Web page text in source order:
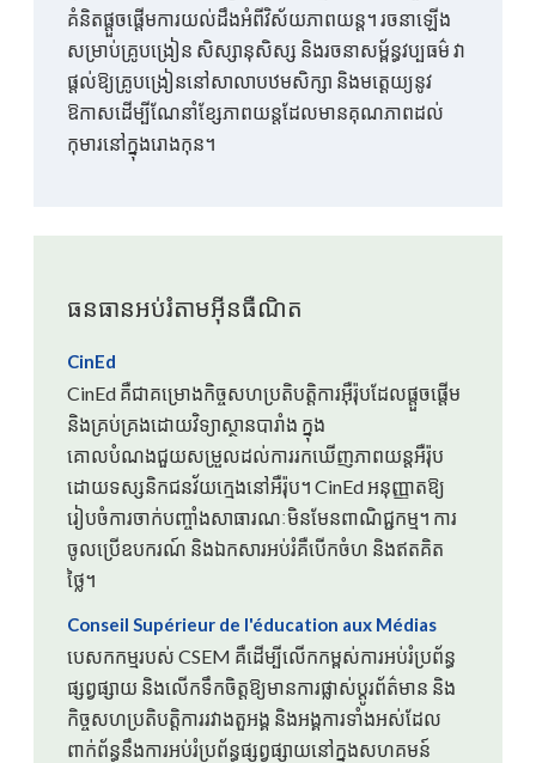
គំនិតផ្តួចផ្តើមការយល់ដឹងអំពីវិស័យភាពយន្ត។ រចនាឡើង
សម្រាប់គ្រូបង្រៀន សិស្សានុសិស្ស និងរចនាសម្ព័ន្ធវប្បធម៌ វា
ផ្តល់ឱ្យគ្រូបង្រៀននៅសាលាបឋមសិក្សា និងមត្តេយ្យនូវ
ឱកាសដើម្បីណែនាំខ្សែភាពយន្តដែលមានគុណភាពដល់
កុមារនៅក្នុងរោងកុន។
ធនធានអប់រំតាមអ៊ីនធឺណិត
CinEd
CinEd គឺជាគម្រោងកិច្ចសហប្រតិបត្តិការអ៊ឺរ៉ុបដែលផ្តួចផ្តើម
និងគ្រប់គ្រងដោយវិទ្យាស្ថានបារាំង ក្នុង
គោលបំណងជួយសម្រួលដល់ការរកឃើញភាពយន្តអឺរ៉ុប
ដោយទស្សនិកជនវ័យក្មេងនៅអឺរ៉ុប។ CinEd អនុញ្ញាតឱ្យ
រៀបចំការចាក់បញ្ចាំងសាធារណៈមិនមែនពាណិជ្ជកម្ម។ ការ
ចូលប្រើឧបករណ៍ និងឯកសារអប់រំគឺបើកចំហ និងឥតគិត
ថ្លៃ។
Conseil Supérieur de l'éducation aux Médias
បេសកកម្មរបស់ CSEM គឺដើម្បីលើកកម្ពស់ការអប់រំប្រព័ន្ធ
ផ្សព្វផ្សាយ និងលើកទឹកចិត្តឱ្យមានការផ្លាស់ប្តូរព័ត៌មាន និង
កិច្ចសហប្រតិបត្តិការរវាងតួអង្គ និងអង្គការទាំងអស់ដែល
ពាក់ព័ន្ធនឹងការអប់រំប្រព័ន្ធផ្សព្វផ្សាយនៅក្នុងសហគមន៍